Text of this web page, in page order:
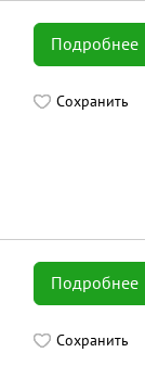
Подробнее
Сохранить
Подробнее
Сохранить